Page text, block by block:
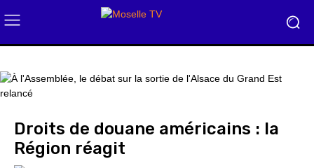
Droits de douane américains : la
Région réagit